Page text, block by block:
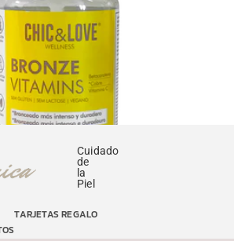
Cuidado
de
la
Piel
TARJETAS REGALO